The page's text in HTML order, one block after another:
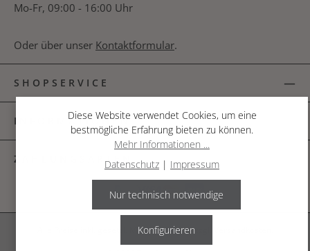
Mo-Fr, 09:00 - 16:00 Uhr
Oder über unser Kontaktformular.
SHOPSERVICE
INFORMATIONEN
ZAHLUNGSARTEN
Alle Preise inkl. gesetzl. Mehrwertsteuer zzgl.
Diese Website verwendet Cookies, um eine
bestmögliche Erfahrung bieten zu können.
Mehr Informationen ...
Datenschutz | Impressum
Nur technisch notwendige
Konfigurieren